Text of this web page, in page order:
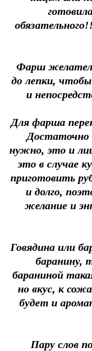
Фарш
до лепки,
и
Для фарша
Достаточно
нужно, это и
это в случае
приготовить
и долго,
желание и
Говядина или
баранину,
бараниной
но вкус, к
будет и
Пару слов